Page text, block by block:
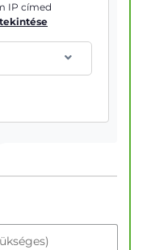
IP címed